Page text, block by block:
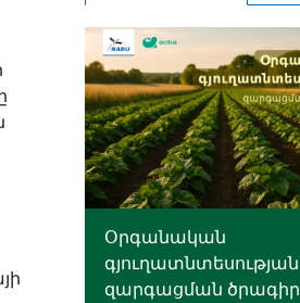
Օրգանական
գյուղատնտեսության
զարգացման ծրագիր